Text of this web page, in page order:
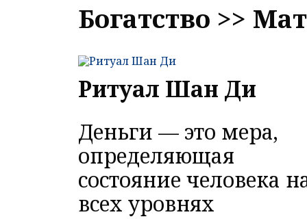
Богатство >>
Ритуал Шан Ди
Деньги — это мера,
определяющая
состояние человека
всех уровнях